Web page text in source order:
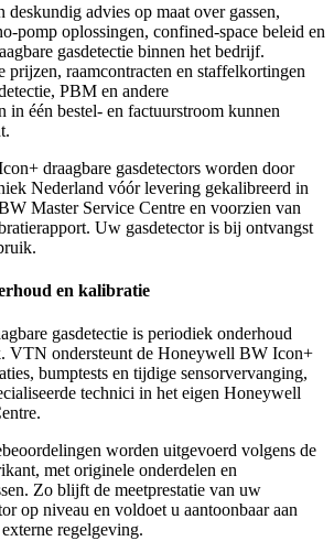
advies op maat over gassen,
pomp oplossingen, confined-space beleid en
gasdetectie binnen het bedrijf.
prijzen, raamcontracten en staffelkortingen
PBM en andere
in één bestel- en factuurstroom kunnen
draagbare gasdetectors worden door
Nederland vóór levering gekalibreerd in
Master Service Centre en voorzien van
Uw gasdetector is bij ontvangst
en kalibratie
gasdetectie is periodiek onderhoud
VTN ondersteunt de Honeywell BW Icon+
bumptests en tijdige sensorvervanging,
technici in het eigen Honeywell
worden uitgevoerd volgens de
met originele onderdelen en
Zo blijft de meetprestatie van uw
op niveau en voldoet u aantoonbaar aan
regelgeving.